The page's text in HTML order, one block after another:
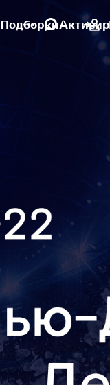
Подборки